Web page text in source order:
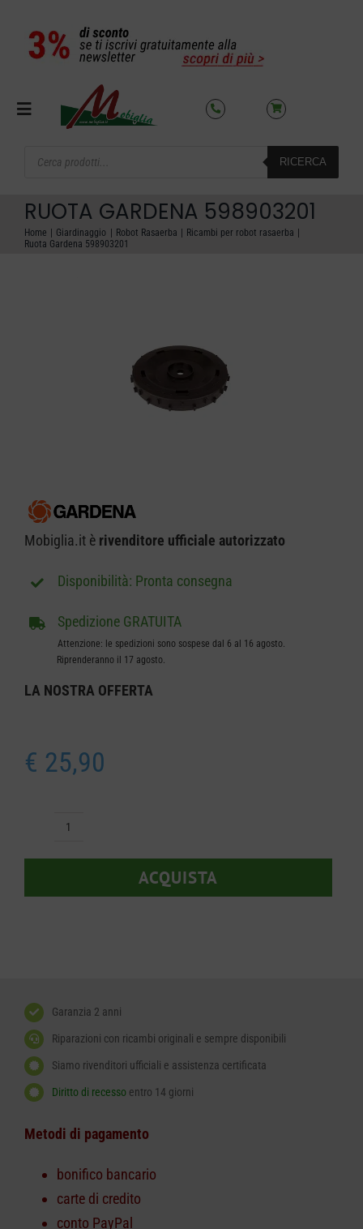
contenuto
Toggle
OFFERTE DEL MESE
search
RICERCA
RUOTA GARDENA 598903201
Home Giardinaggio Robot Rasaerba
Ricambi per robot rasaerba
Ruota Gardena 598903201
Mobiglia.it è rivenditore ufficiale autorizzato
Pronta consegna
Spedizione GRATUITA
Attenzione: le spedizioni sono sospese dal 6 al 16 agosto.
Riprenderanno il 17 agosto.
LA NOSTRA OFFERTA
€ 25,90
Gardena
ACQUISTA
Garanzia 2 anni
Riparazioni con ricambi originali e sempre disponibili
Siamo rivenditori ufficiali e assistenza certificata
Diritto di recesso entro 14 giorni
Metodi di pagamento
bonifico bancario
carte di credito
conto PayPal